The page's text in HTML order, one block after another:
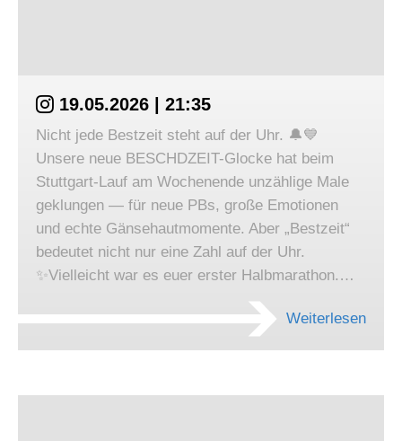
19.05.2026 | 21:35
Nicht jede Bestzeit steht auf der Uhr. 🔔💙
Unsere neue BESCHDZEIT-Glocke hat beim
Stuttgart-Lauf am Wochenende unzählige Male
geklungen — für neue PBs, große Emotionen
und echte Gänsehautmomente. Aber „Bestzeit“
bedeutet nicht nur eine Zahl auf der Uhr.
✨Vielleicht war es euer erster Halbmarathon.…
Weiterlesen